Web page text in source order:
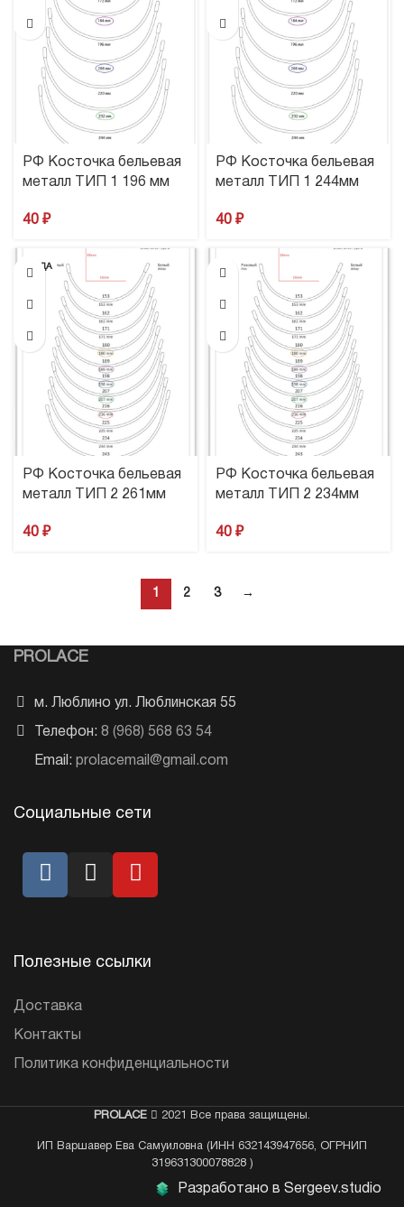
РФ Косточка бельевая
металл ТИП 1 196 мм
40 ₽
РФ Косточка бельевая
металл ТИП 1 244мм
40 ₽
ПРОДА
НО
РФ Косточка бельевая
металл ТИП 2 261мм
40 ₽
РФ Косточка бельевая
металл ТИП 2 234мм
40 ₽
1 2 3 →
PROLACE
м. Люблино ул. Люблинская 55
Телефон: 8 (968) 568 63 54
Email: prolacemail@gmail.com
Социальные сети
Полезные ссылки
Доставка
Контакты
Политика конфиденциальности
PROLACE 2021 Все права защищены.
ИП Варшавер Ева Самуиловна (ИНН 632143947656, ОГРНИП
319631300078828 )
Разработано в Sergeev.studio